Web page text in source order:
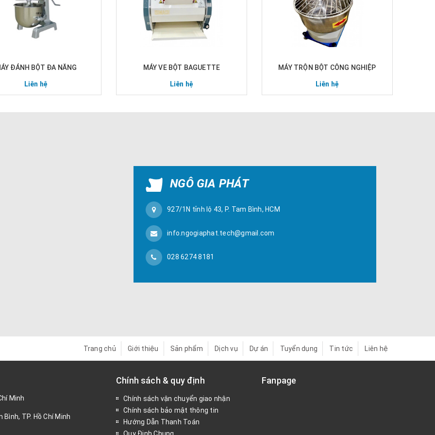
ĐÁNH BỘT ĐA NĂNG
Liên hệ
MÁY VE BỘT BAGUETTE
Liên hệ
MÁY TRỘN BỘT CÔNG NGHIỆP
Liên hệ
NGÔ GIA PHÁT
927/1N tỉnh lộ 43, P. Tam Bình, HCM
info.ngogiaphat.tech@gmail.com
028 6274 8181
Trang chủ Giới thiệu Sản phẩm Dịch vụ Dự án Tuyển dụng Tin tức Liên hệ
Minh
TP. Hồ Chí Minh
Chính sách & quy định
Chính sách vận chuyển giao nhận
Chính sách bảo mật thông tin
Hướng Dẫn Thanh Toán
Quy Định Chung
Fanpage